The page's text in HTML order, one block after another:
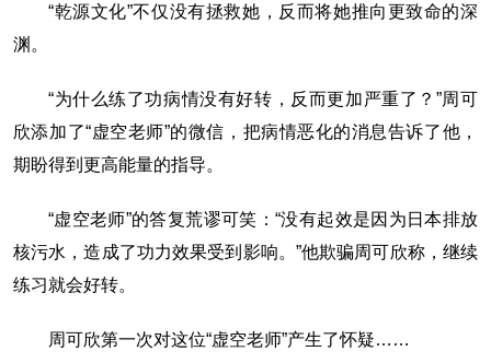
“乾源文化”不仅没有拯救她，反而将她推向更致命的深
渊。
“为什么练了功病情没有好转，反而更加严重了？”周可
欣添加了“虚空老师”的微信，把病情恶化的消息告诉了他，
期盼得到更高能量的指导。
“虚空老师”的答复荒谬可笑：“没有起效是因为日本排放
核污水，造成了功力效果受到影响。”他欺骗周可欣称，继续
练习就会好转。
周可欣第一次对这位“虚空老师”产生了怀疑……